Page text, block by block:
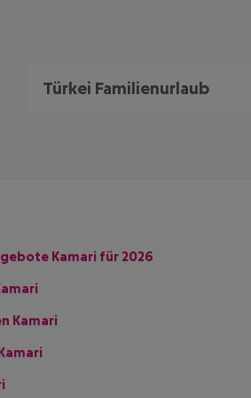
Türkei Familienurlaub
Kamari für 2026
Kamari